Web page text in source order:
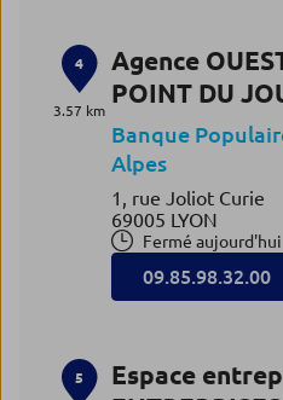
4
3.57 km
Agence
POINT DU
Banque
Alpes
1, rue Joliot Curie
69005 LYON
Fermé aujourd'hui
09.85.98.32.00
5
Espace